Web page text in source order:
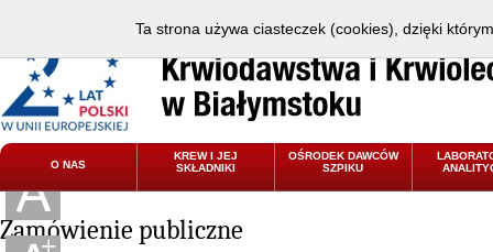
O NAS
KREW I JEJ
SKŁADNIKI
OŚRODEK DAWCÓW
SZPIKU
Zamówienie publiczne
Ta strona używa ciasteczek (cookies), dzięki